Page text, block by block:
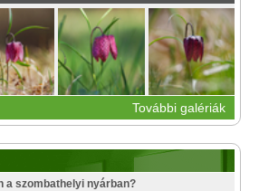
További galériák
a szombathelyi nyárban?